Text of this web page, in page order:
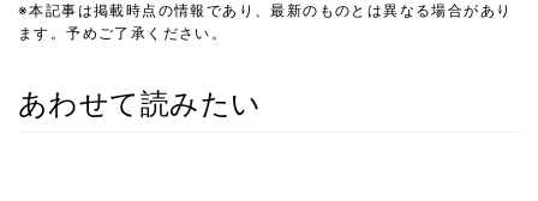
※本記事は掲載時点の情報であり、最新のものとは異なる場合があり
ます。予めご了承ください。
あわせて読みたい